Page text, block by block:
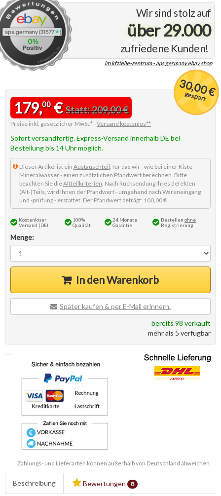
Wir sind stolz auf
über 29.000
zufriedene Kunden!
im kfzteile-zentrum - aps.germany ebay shop
30,00 €
gespart
179,00€Statt: 209,00 €
Preise inkl. gesetzlicher MwSt.* -Versand kostenlos**
Sofort versandfertig. Express-Versand innerhalb DE bei
Bestellung bis 14 Uhr möglich.
Dieser Artikel ist ein Austauschteil, für das wir - wie bei einer Kiste
Mineralwasser - einen zusätzlichen Pfandwert berechnen. Bitte
beachten Sie dieAltteilkriterien. Nach Rücksendung Ihres defekten
(Alt-)Teils, wird Ihnen der Pfandwert - umgehend nach Wareneingang
und -prüfung - erstattet. Der Pfandwert beträgt: 100,00 €
Kostenloser
Versand (DE)
100%
Qualität
24 Monate
Garantie
Bestellen ohne
Registrierung
Menge:
In den Warenkorb
Später kaufen & per E-Mail erinnern.
bereits 98 verkauft
mehr als 5 verfügbar
Zahlungs- und Lieferarten können außerhalb von Deutschland abweichen.
Beschreibung Bewertungen 8